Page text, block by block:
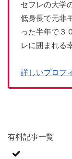
セフレの大学
低身長で元非
った半年で３
レに囲まれる
詳しいプロフ
有料記事一覧